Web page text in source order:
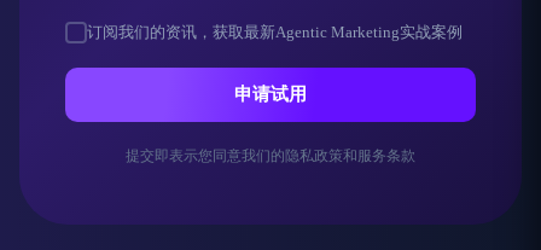
订阅我们的资讯，获取最新Agentic Marketing实战案例
申请试用
提交即表示您同意我们的隐私政策和服务条款